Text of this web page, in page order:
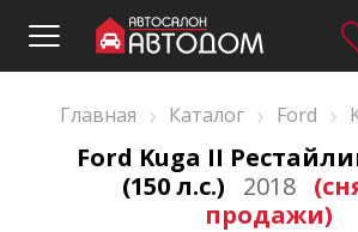
Главная › Каталог › Ford ›
Ford Kuga II
(150 л.с.)
2018
продажи)